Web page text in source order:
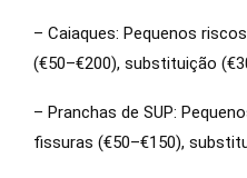
– Caiaques: Pequenos
(€50–€200), substituição
– Pranchas de SUP:
fissuras (€50–€150),